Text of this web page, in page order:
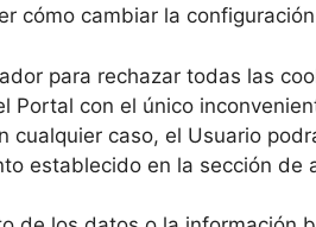
cómo cambiar la
para rechazar todas las
Portal con el único
cualquier caso, el Usuario
establecido en la sección